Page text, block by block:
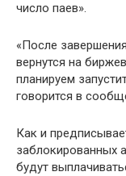
число паев».
«После
вернутся на
планируем
говорится в
Как и
заблокированных
будут